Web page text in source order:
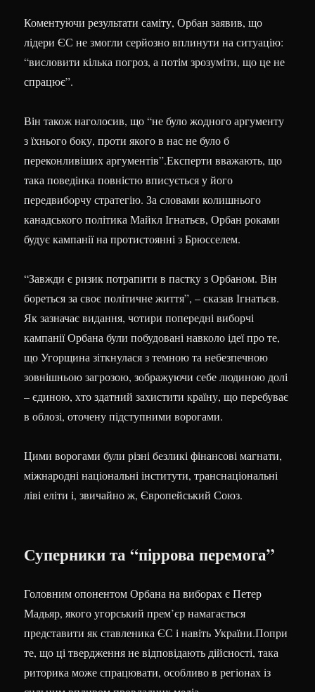
Коментуючи результати саміту, Орбан заявив, що
лідери ЄС не змогли серйозно вплинути на ситуацію:
“висловити кілька погроз, а потім зрозуміти, що це не
спрацює”.
Він також наголосив, що “не було жодного аргументу
з їхнього боку, проти якого в нас не було б
переконливіших аргументів”.Експерти вважають, що
така поведінка повністю вписується у його
передвиборчу стратегію. За словами колишнього
канадського політика Майкл Ігнатьєв, Орбан роками
будує кампанії на протистоянні з Брюсселем.
“Завжди є ризик потрапити в пастку з Орбаном. Він
бореться за своє політичне життя”, – сказав Ігнатьєв.
Як зазначає видання, чотири попередні виборчі
кампанії Орбана були побудовані навколо ідеї про те,
що Угорщина зіткнулася з темною та небезпечною
зовнішньою загрозою, зображуючи себе людиною долі
– єдиною, хто здатний захистити країну, що перебуває
в облозі, оточену підступними ворогами.
Цими ворогами були різні безликі фінансові магнати,
міжнародні національні інститути, транснаціональні
ліві еліти і, звичайно ж, Європейський Союз.
Суперники та “піррова перемога”
Головним опонентом Орбана на виборах є Петер
Мадьяр, якого угорський прем’єр намагається
представити як ставленика ЄС і навіть України.Попри
те, що ці твердження не відповідають дійсності, така
риторика може спрацювати, особливо в регіонах із